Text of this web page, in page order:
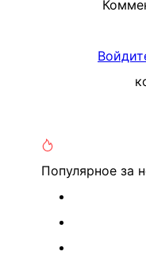
Популярное за